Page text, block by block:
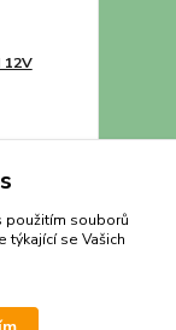
12V
použitím souborů
týkající se Vašich